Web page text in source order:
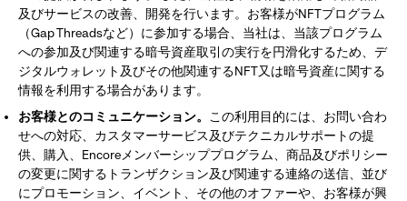
及びサービスの改善、開発を行います。お客様がNFTプログラム
（Gap Threadsなど）に参加する場合、当社は、当該プログラム
への参加及び関連する暗号資産取引の実行を円滑化するため、デ
ジタルウォレット及びその他関連するNFT又は暗号資産に関する
情報を利用する場合があります。
お客様とのコミュニケーション。
この利用目的には、お問い合わ
せへの対応、カスタマーサービス及びテクニカルサポートの提
供、購入、Encoreメンバーシッププログラム、商品及びポリシー
の変更に関するトランザクション及び関連する連絡の送信、並び
にプロモーション、イベント、その他のオファーや、お客様が興